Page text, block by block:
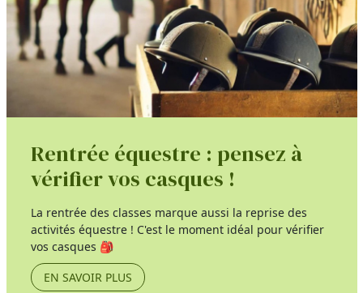
Rentrée équestre : pensez à
vérifier vos casques !
La rentrée des classes marque aussi la reprise des
activités équestre ! C'est le moment idéal pour vérifier
vos casques 🎒
EN SAVOIR PLUS